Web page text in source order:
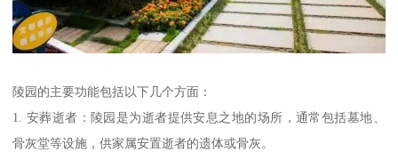
陵园的主要功能包括以下几个方面：
1. 安葬逝者：陵园是为逝者提供安息之地的场所，通常包括墓地、
骨灰堂等设施，供家属安置逝者的遗体或骨灰。